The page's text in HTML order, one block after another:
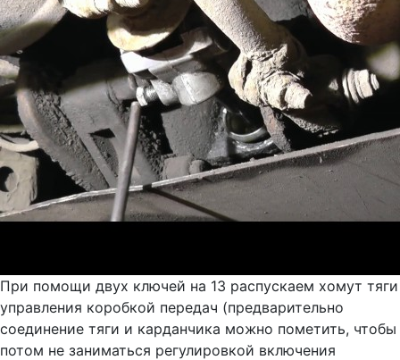
При помощи двух ключей на 13 распускаем хомут тяги
управления коробкой передач (предварительно
соединение тяги и карданчика можно пометить, чтобы
потом не заниматься регулировкой включения